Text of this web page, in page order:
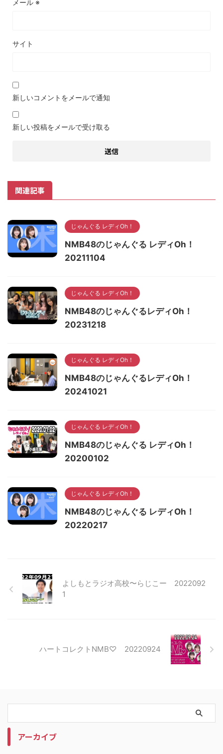
メール ※
サイト
新しいコメントをメールで通知
新しい投稿をメールで受け取る
関連記事
じゃんぐる レディOh！
NMB48のじゃんぐる レディOh！
20211104
じゃんぐる レディOh！
NMB48のじゃんぐるレディOh！
20231218
じゃんぐる レディOh！
NMB48のじゃんぐるレディOh！
20241021
じゃんぐる レディOh！
NMB48のじゃんぐる レディOh！
20200102
じゃんぐる レディOh！
NMB48のじゃんぐる レディOh！
20220217
よしもとラジオ高校〜らじこー 2022092
1
ハートコレクトNMB♡ 20220924
アーカイブ